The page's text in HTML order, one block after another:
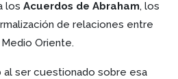
los Acuerdos de Abraham, los
de relaciones entre
Oriente.
al ser cuestionado sobre esa